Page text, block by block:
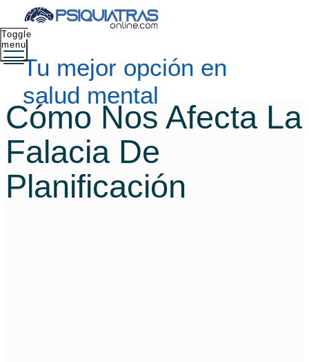
Tu mejor opción en
salud mental
Toggle
menu
Cómo Nos Afecta La
Falacia De
Planificación